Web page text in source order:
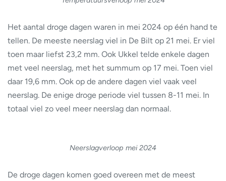
Het aantal droge dagen waren in mei 2024 op één hand te
tellen. De meeste neerslag viel in De Bilt op 21 mei. Er viel
toen maar liefst 23,2 mm. Ook Ukkel telde enkele dagen
met veel neerslag, met het summum op 17 mei. Toen viel
daar 19,6 mm. Ook op de andere dagen viel vaak veel
neerslag. De enige droge periode viel tussen 8-11 mei. In
totaal viel zo veel meer neerslag dan normaal.
Neerslagverloop mei 2024
De droge dagen komen goed overeen met de meest